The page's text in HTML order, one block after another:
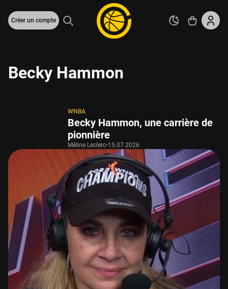
Créer un compte
Becky Hammon
WNBA
Becky Hammon, une carrière de
pionnière
Méline Leclerc•15.07.2026